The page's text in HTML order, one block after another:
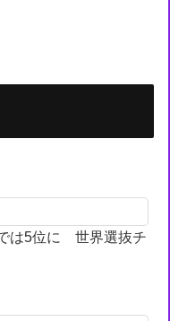
は5位に 世界選抜チ